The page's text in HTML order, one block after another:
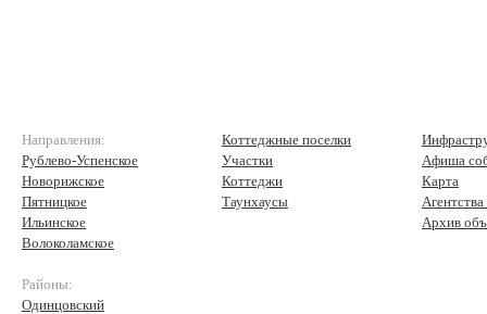
Направления:
Рублево-Успенское
Новорижское
Пятницкое
Ильинское
Волоколамское
Районы:
Одинцовский
Коттеджные поселки
Участки
Коттеджи
Таунхаусы
Афиша
Карта
Архив